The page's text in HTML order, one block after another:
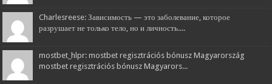
Charlesreese: Зависимость — это заболевание, которое
разрушает не только тело, но и личность....
mostbet_hlpr: mostbet regisztrációs bónusz Magyarország
mostbet regisztrációs bónusz Magyarors...